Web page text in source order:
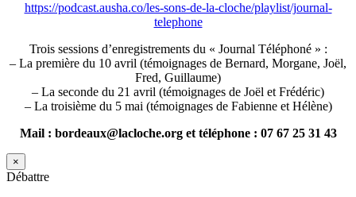
https://podcast.ausha.co/les-sons-de-la-cloche/playlist/journal-
telephone
Trois sessions d’enregistrements du « Journal Téléphoné » :
– La première du 10 avril (témoignages de Bernard, Morgane, Joël,
Fred, Guillaume)
– La seconde du 21 avril (témoignages de Joël et Frédéric)
– La troisième du 5 mai (témoignages de Fabienne et Hélène)
Mail : bordeaux@lacloche.org et téléphone : 07 67 25 31 43
×
Débattre